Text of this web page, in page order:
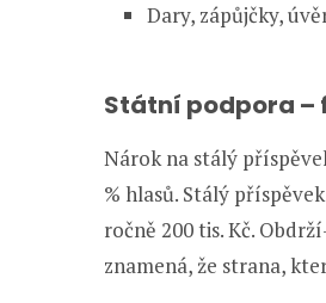
Dary, zápůjčky,
Státní podpora –
Nárok na stálý
% hlasů. Stálý
ročně 200 tis. Kč.
znamená, že strana,